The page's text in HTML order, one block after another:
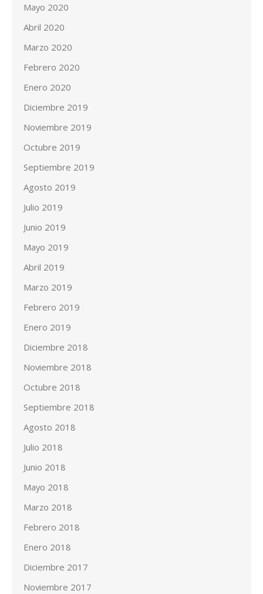
Mayo 2020
Abril 2020
Marzo 2020
Febrero 2020
Enero 2020
Diciembre 2019
Noviembre 2019
Octubre 2019
Septiembre 2019
Agosto 2019
Julio 2019
Junio 2019
Mayo 2019
Abril 2019
Marzo 2019
Febrero 2019
Enero 2019
Diciembre 2018
Noviembre 2018
Octubre 2018
Septiembre 2018
Agosto 2018
Julio 2018
Junio 2018
Mayo 2018
Marzo 2018
Febrero 2018
Enero 2018
Diciembre 2017
Noviembre 2017